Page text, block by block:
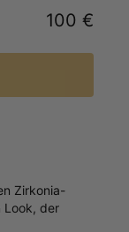
100 €
Zirkonia-
Look, der